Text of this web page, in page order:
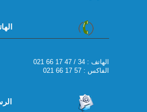
021 66 17 47 / 34 : الهاتف
الفاكس : 57 17 66 021